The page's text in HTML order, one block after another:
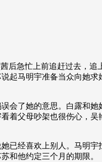
后急忙上前追赶过去，
起马明宇准备当众向她
会了她的意思。白露和
着父母吵架也很伤心，
已经喜欢上别人。马明
和他约定三个月的期限。